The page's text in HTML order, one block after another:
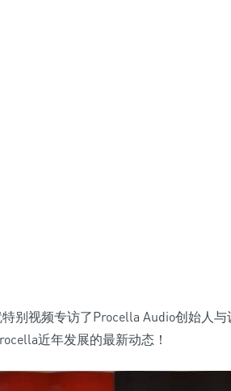
别视频专访了Procella Audio创始人
近年发展的最新动态！